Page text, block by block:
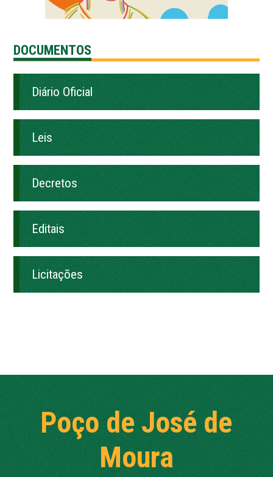
DOCUMENTOS
Diário Oficial
Leis
Decretos
Editais
Licitações
Poço de José de
Moura